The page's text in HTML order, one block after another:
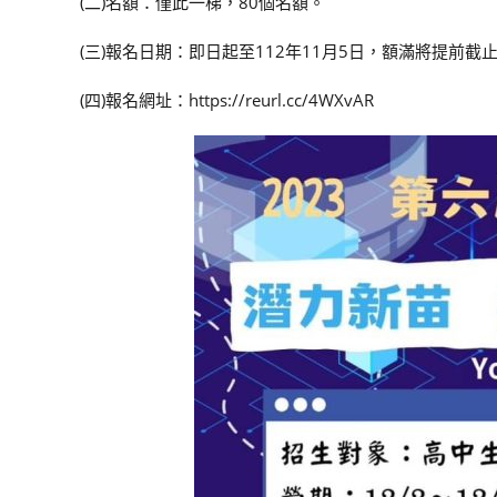
(三)報名日期：即日起至112年11月5日，額滿將提前截
(四)報名網址：https://reurl.cc/4WXvAR